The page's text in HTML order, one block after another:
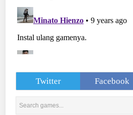
Twitter Facebook